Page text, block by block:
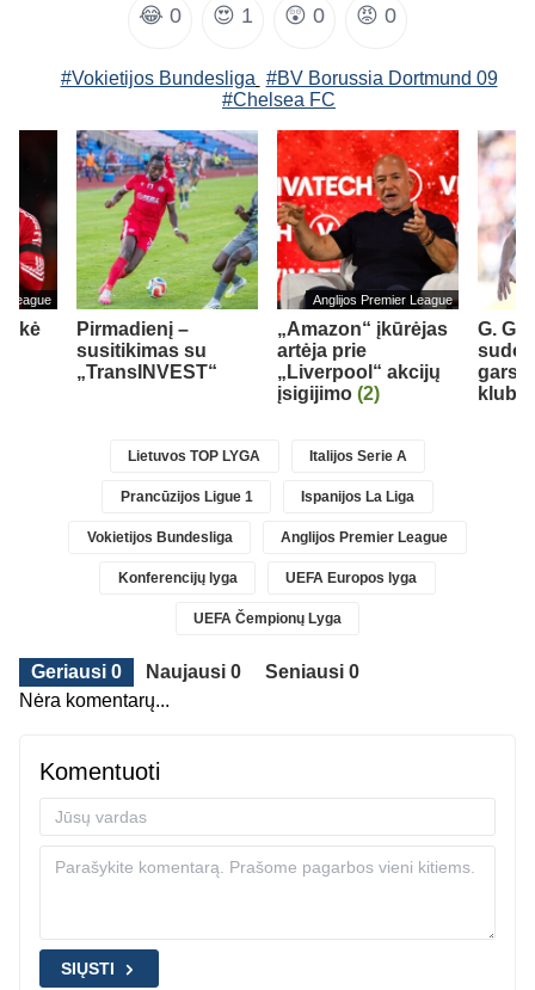
😂 0 😍 1 😲 0 😡 0
#Vokietijos Bundesliga #BV Borussia Dortmund 09
#Chelsea FC
League
Pirmadienį –
susitikimas su
„TransINVEST“
Anglijos Premier League
„Amazon“ įkūrėjas
artėja prie
„Liverpool“ akcijų
įsigijimo (2)
G.
garsų
klubą
Lietuvos TOP LYGA Italijos Serie A
Prancūzijos Ligue 1 Ispanijos La Liga
Vokietijos Bundesliga Anglijos Premier League
Konferencijų lyga UEFA Europos lyga
UEFA Čempionų Lyga
Geriausi 0 Naujausi 0
Seniausi 0
Nėra komentarų...
Komentuoti
SIŲSTI